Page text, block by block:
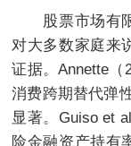
股票市场有限
对大多数家庭来
证据。Annette（
消费跨期替代弹
显著。Guiso et
险金融资产持有